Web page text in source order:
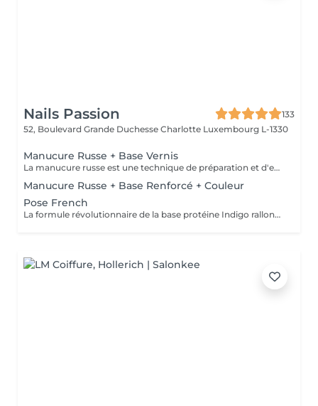
Nails Passion
133
52, Boulevard Grande Duchesse Charlotte Luxembourg L-1330
Manucure Russe + Base Vernis
La manucure russe est une technique de préparation et d'embellissement aussi précise qu'efficace, qui consiste à arranger et sculpter délicatement le contour de l'ongle à l'aide d'outils de précision spécialisés. Esthétique mais aussi pratique, ce travail à la base de l'ongle offre un résultat lisse et net : des contours parfaitement définis, des cuticules durablement éliminées, un gain de longueur... En bref, un aspect soigné pour résultat irréprochable. La formule révolutionnaire de la base protéine Indigo rallonge les ongles, les renforcent naturellement et répare les cassures. Le résultat ? De longs ongles fortifiés qui ne se fendent pas, un véritable soin précieux.
Manucure Russe + Base Renforcé + Couleur
Pose French
La formule révolutionnaire de la base protéine Indigo rallonge les ongles, les renforcent naturellement et répare les cassures. Le résultat ? De longs ongles fortifiés qui ne se fendent pas, un véritable soin précieux.